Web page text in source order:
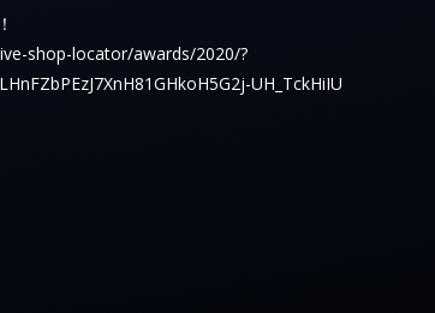
shop-locator/awards/2020/?
UH_TckHiIU